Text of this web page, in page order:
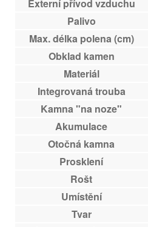
Externí přívod vzduchu
Palivo
Max. délka polena (cm)
Obklad kamen
Materiál
Integrovaná trouba
Kamna "na noze"
Akumulace
Otočná kamna
Prosklení
Rošt
Umístění
Tvar